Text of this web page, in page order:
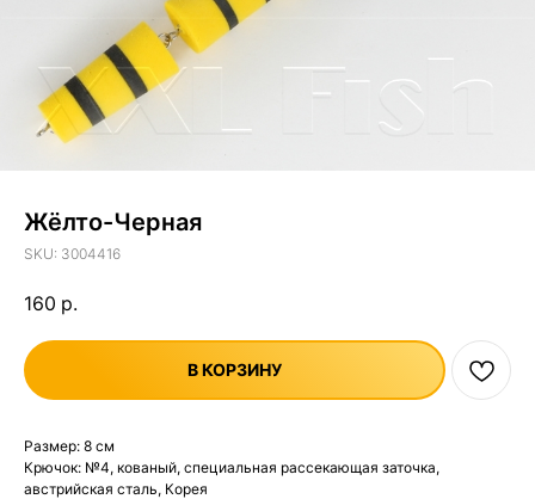
Жёлто-Черная
SKU: 3004416
160 р.
В КОРЗИНУ
Размер: 8 см
Крючок: №4, кованый, специальная рассекающая заточка,
австрийская сталь, Корея